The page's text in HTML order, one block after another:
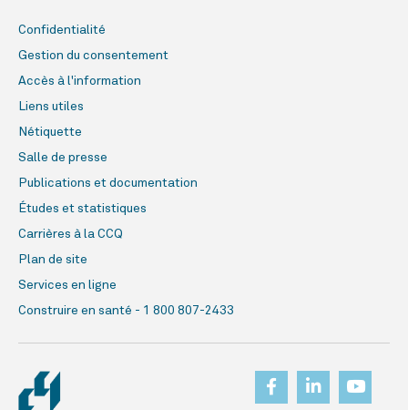
Confidentialité
Gestion du consentement
Accès à l'information
Liens utiles
Nétiquette
Salle de presse
Publications et documentation
Études et statistiques
Carrières à la CCQ
Plan de site
Services en ligne
Construire en santé - 1 800 807-2433